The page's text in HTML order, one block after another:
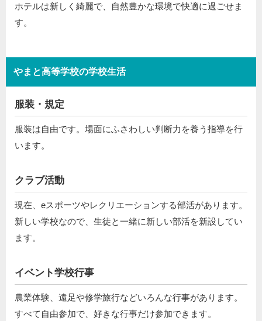
ホテルは新しく綺麗で、自然豊かな環境で快適に過ごせま
す。
やまと高等学校の学校生活
服装・規定
服装は自由です。場面にふさわしい判断力を養う指導を行
います。
クラブ活動
現在、eスポーツやレクリエーションする部活があります。
新しい学校なので、生徒と一緒に新しい部活を新設してい
ます。
イベント学校行事
農業体験、遠足や修学旅行などいろんな行事があります。
すべて自由参加で、好きな行事だけ参加できます。